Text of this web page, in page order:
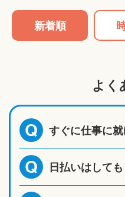
新着順
よく
Q すぐに仕事に
Q 日払いはして